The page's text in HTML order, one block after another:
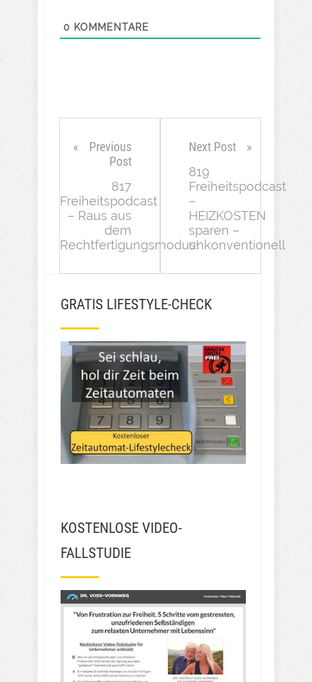
0 KOMMENTARE
Previous
Post
817
Freiheitspodcast
– Raus aus
dem
Rechtfertigungsmodus!
Next Post
819
Freiheitspodcast
–
HEIZKOSTEN
sparen –
unkonventionell
GRATIS LIFESTYLE-CHECK
KOSTENLOSE VIDEO-
FALLSTUDIE